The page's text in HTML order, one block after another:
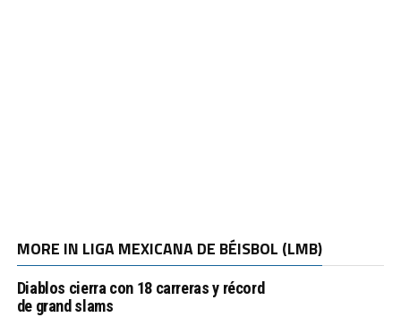
MORE IN LIGA MEXICANA DE BÉISBOL (LMB)
Diablos cierra con 18 carreras y récord
de grand slams